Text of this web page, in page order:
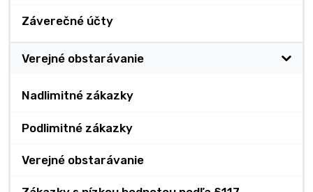
Záverečné účty
Verejné obstarávanie
Nadlimitné zákazky
Podlimitné zákazky
Verejné obstarávanie